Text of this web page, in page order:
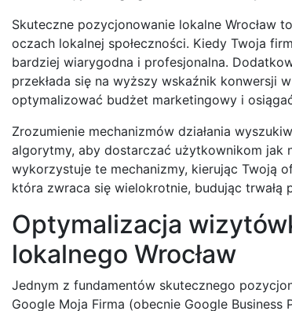
Skuteczne pozycjonowanie lokalne Wrocław
oczach lokalnej społeczności. Kiedy Twoja
bardziej wiarygodna i profesjonalna.
przekłada się na wyższy wskaźnik konwersji
optymalizować budżet marketingowy i
Zrozumienie mechanizmów działania
algorytmy, aby dostarczać użytkownikom jak
wykorzystuje te mechanizmy, kierując Twoją
która zwraca się wielokrotnie, budując trwałą
Optymalizacja
lokalnego Wrocław
Jednym z fundamentów skutecznego
Google Moja Firma (obecnie Google